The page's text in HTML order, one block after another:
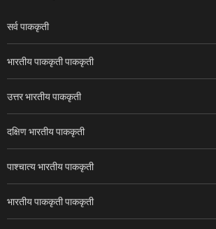
सर्व पाककृती
भारतीय पाककृती पाककृती
उत्तर भारतीय पाककृती
दक्षिण भारतीय पाककृती
पाश्चात्य भारतीय पाककृती
भारतीय पाककृती पाककृती